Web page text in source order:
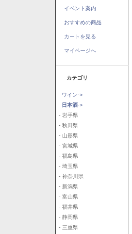
イベント案内
おすすめの商品
カートを見る
マイページへ
カテゴリ
ワイン->
日本酒->
- 岩手県
- 秋田県
- 山形県
- 宮城県
- 福島県
- 埼玉県
- 神奈川県
- 新潟県
- 富山県
- 福井県
- 静岡県
- 三重県